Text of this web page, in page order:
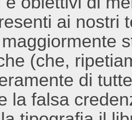
ai nostri
(che,
di
la falsa